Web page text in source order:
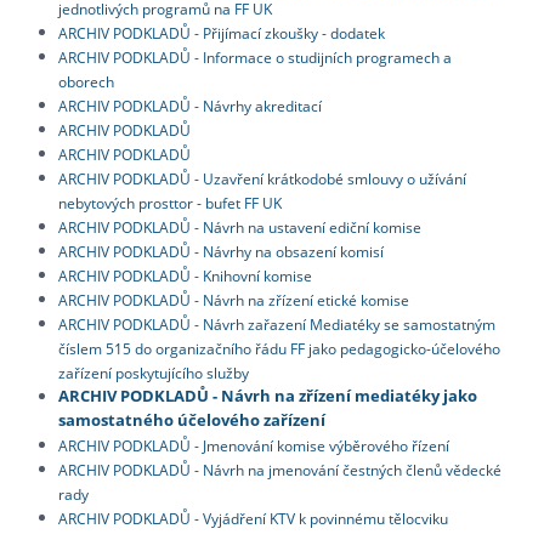
jednotlivých programů na FF UK
ARCHIV PODKLADŮ - Přijímací zkoušky - dodatek
ARCHIV PODKLADŮ - Informace o studijních programech a
oborech
ARCHIV PODKLADŮ - Návrhy akreditací
ARCHIV PODKLADŮ
ARCHIV PODKLADŮ
ARCHIV PODKLADŮ - Uzavření krátkodobé smlouvy o užívání
nebytových prosttor - bufet FF UK
ARCHIV PODKLADŮ - Návrh na ustavení ediční komise
ARCHIV PODKLADŮ - Návrhy na obsazení komisí
ARCHIV PODKLADŮ - Knihovní komise
ARCHIV PODKLADŮ - Návrh na zřízení etické komise
ARCHIV PODKLADŮ - Návrh zařazení Mediatéky se samostatným
číslem 515 do organizačního řádu FF jako pedagogicko-účelového
zařízení poskytujícího služby
ARCHIV PODKLADŮ - Návrh na zřízení mediatéky jako
samostatného účelového zařízení
ARCHIV PODKLADŮ - Jmenování komise výběrového řízení
ARCHIV PODKLADŮ - Návrh na jmenování čestných členů vědecké
rady
ARCHIV PODKLADŮ - Vyjádření KTV k povinnému tělocviku